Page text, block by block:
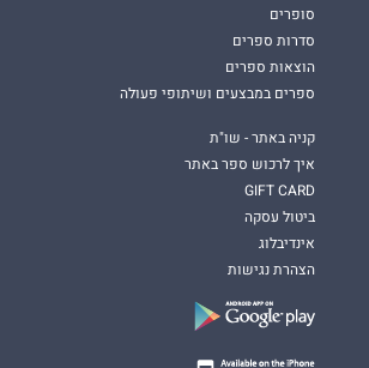
סופרים
סדרות ספרים
הוצאות ספרים
ספרים במבצעים ושיתופי פעולה
קניה באתר - שו"ת
איך לרכוש ספר באתר
GIFT CARD
ביטול עסקה
אינדיבלוג
הצהרת נגישות